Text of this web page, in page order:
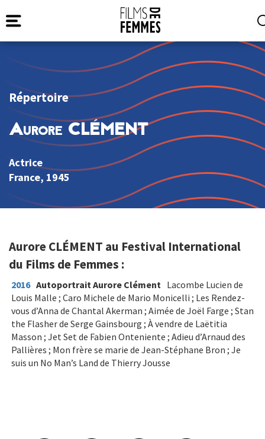
Répertoire
Aurore CLÉMENT
Actrice
France, 1945
Aurore CLÉMENT au Festival International
du Films de Femmes :
2016 Autoportrait Aurore Clément Lacombe Lucien de
Louis Malle ; Caro Michele de Mario Monicelli ; Les Rendez-
vous d’Anna de Chantal Akerman ; Aimée de Joël Farge ; Stan
the Flasher de Serge Gainsbourg ; À vendre de Laëtitia
Masson ; Jet Set de Fabien Onteniente ; Adieu d’Arnaud des
Pallières ; Mon frère se marie de Jean-Stéphane Bron ; Je
suis un No Man’s Land de Thierry Jousse